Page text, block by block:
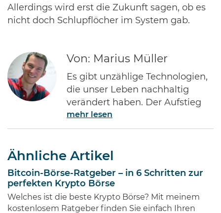
Allerdings wird erst die Zukunft sagen, ob es
nicht doch Schlupflöcher im System gab.
Von: Marius Müller
Es gibt unzählige Technologien,
die unser Leben nachhaltig
verändert haben. Der Aufstieg
des Internets gehört ohne Frage
zu den Bedeutendsten. Namen
Bill Gates von Microsoft dürften
jedem Investor geläufig sein.
Diese Männer haben Imperien
erschaffen und gleichzeitig
Millionen von Anlegern auf der
mehr lesen
Ähnliche Artikel
Bitcoin-Börse-Ratgeber – in 6 Schritten zur
perfekten Krypto Börse
Welches ist die beste Krypto Börse? Mit meinem
kostenlosem Ratgeber finden Sie einfach Ihren